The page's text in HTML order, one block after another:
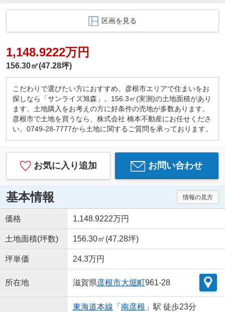
区画を見る
1,148.9222万円
156.30㎡(47.28坪)
こだわりで選びたい方におすすめ。彦根市エリアで住まいをお
探しなら「サンライズ旭森」。156.3㎡(実測)の土地面積があり
ます。土地購入をお考えの方に好条件の売地が多数あります。
彦根市で土地を買うなら、株式会社 橋本不動産にお任せくださ
い。0749-28-7777から土地に関するご質問を承っております。
お気に入り追加 お問い合わせ
基本情報 情報の見方
価格 1,148.9222万円
土地面積(坪数) 156.30㎡(47.28坪)
坪単価 24.3万円
所在地 滋賀県彦根市大堀町961-28
東海道本線 「 南彦根 」駅 徒歩23分